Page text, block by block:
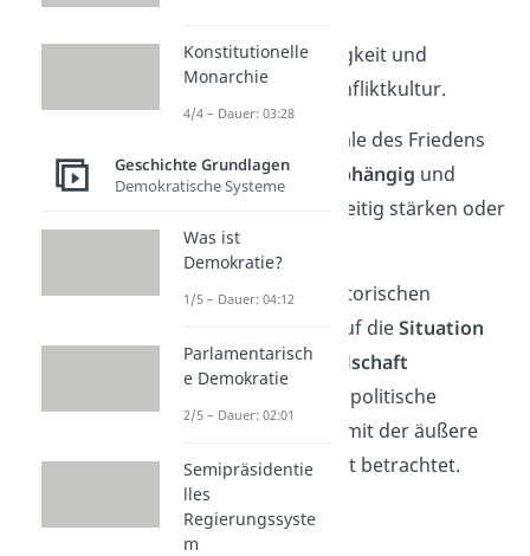
soziale Gerechtigkeit und
konstruktive Konfliktkultur.
Diese sechs Merkmale des Friedens
sindvoneinander abhängig und
können sich gegenseitig stärken oder
schwächen.
Übrigens:Im zivilisatorischen
Hexagon wird nur auf dieSituation
innerhalb der Gesellschaft
eingegangen, außenpolitische
Handlungen und damit der äußere
Frieden werden nicht betrachtet.
Konstitutionelle
Monarchie
4/4 – Dauer: 03:28
Geschichte Grundlagen
Demokratische Systeme
Was ist
Demokratie?
1/5 – Dauer: 04:12
Parlamentarisch
e Demokratie
2/5 – Dauer: 02:01
Semipräsidentie
lles
Regierungssyste
m